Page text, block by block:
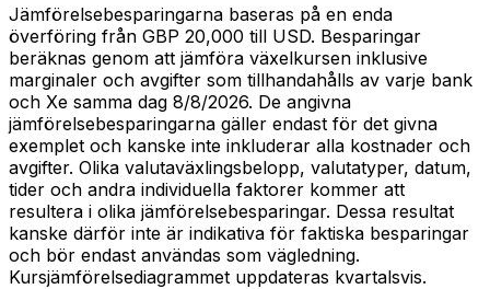
Jämförelsebesparingarna baseras på en enda
överföring från GBP 20,000 till USD. Besparingar
beräknas genom att jämföra växelkursen inklusive
marginaler och avgifter som tillhandahålls av varje bank
och Xe samma dag 8/8/2026. De angivna
jämförelsebesparingarna gäller endast för det givna
exemplet och kanske inte inkluderar alla kostnader och
avgifter. Olika valutaväxlingsbelopp, valutatyper, datum,
tider och andra individuella faktorer kommer att
resultera i olika jämförelsebesparingar. Dessa resultat
kanske därför inte är indikativa för faktiska besparingar
och bör endast användas som vägledning.
Kursjämförelsediagrammet uppdateras kvartalsvis.